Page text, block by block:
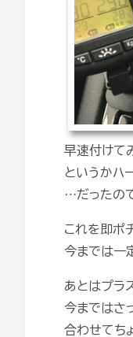
早速付けて
というかハ
…だったの
これを即ポ
今までは一
あとはプラ
今まではさ
合わせてち